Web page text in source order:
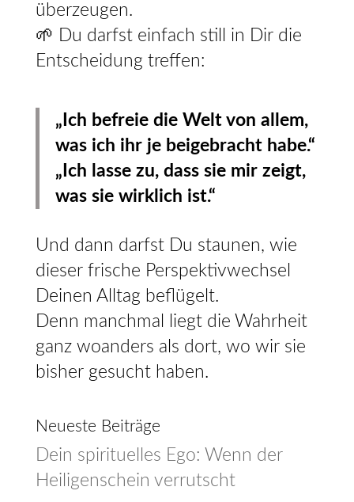
überzeugen.
🌱 Du darfst einfach still in Dir die
Entscheidung treffen:
„Ich befreie die Welt von allem,
was ich ihr je beigebracht habe.“
„Ich lasse zu, dass sie mir zeigt,
was sie wirklich ist.“
Und dann darfst Du staunen, wie
dieser frische Perspektivwechsel
Deinen Alltag beflügelt.
Denn manchmal liegt die Wahrheit
ganz woanders als dort, wo wir sie
bisher gesucht haben.
Neueste Beiträge
Dein spirituelles Ego: Wenn der
Heiligenschein verrutscht